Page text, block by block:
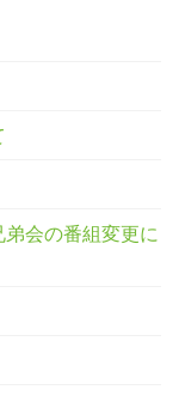
会の番組変更に